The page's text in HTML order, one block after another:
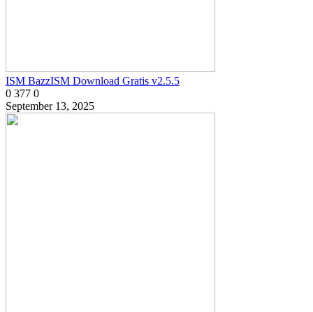
ISM BazzISM Download Gratis v2.5.5
0 377 0
September 13, 2025